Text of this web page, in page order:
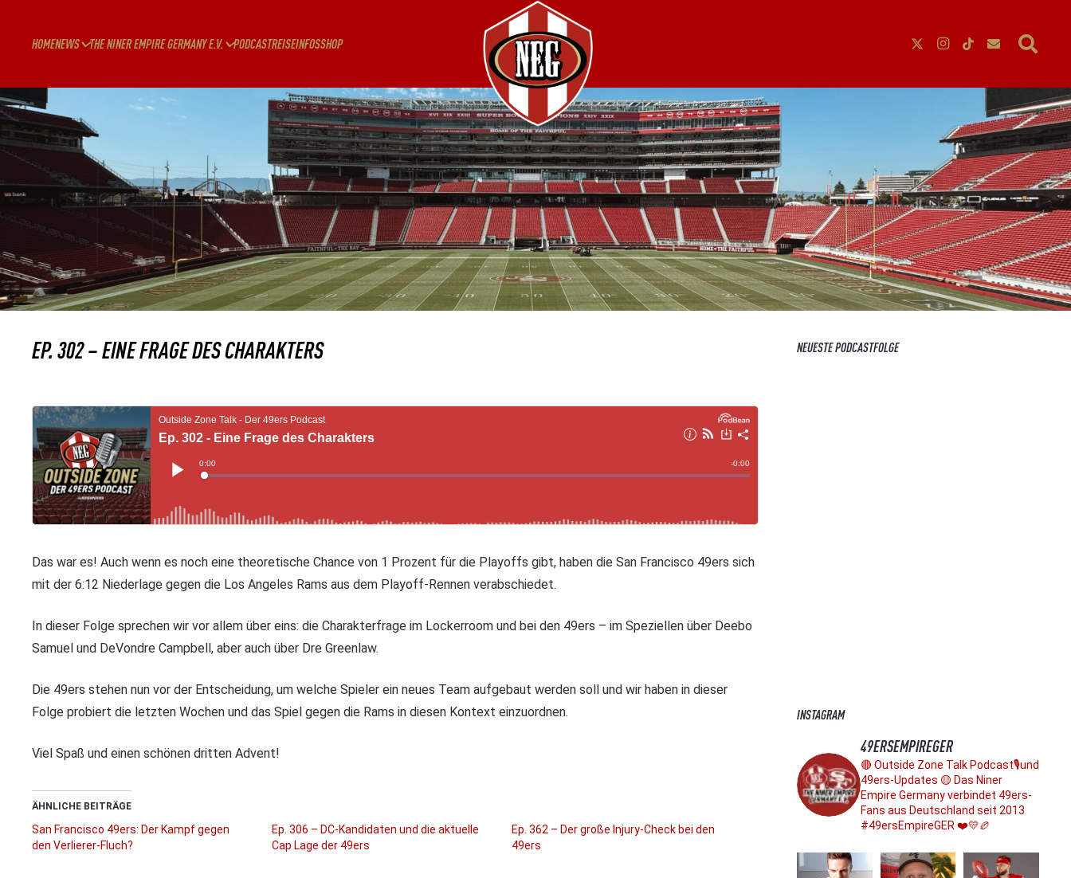
HOMENEWS THE NINER EMPIRE GERMANY E.V. PODCASTREISEINFOSSHOP
EP. 302 – EINE FRAGE DES CHARAKTERS
Das war es! Auch wenn es noch eine theoretische Chance von 1 Prozent für die Playoffs gibt, haben die San Francisco 49ers sich
mit der 6:12 Niederlage gegen die Los Angeles Rams aus dem Playoff-Rennen verabschiedet.
In dieser Folge sprechen wir vor allem über eins: die Charakterfrage im Lockerroom und bei den 49ers – im Speziellen über Deebo
Samuel und DeVondre Campbell, aber auch über Dre Greenlaw.
Die 49ers stehen nun vor der Entscheidung, um welche Spieler ein neues Team aufgebaut werden soll und wir haben in dieser
Folge probiert die letzten Wochen und das Spiel gegen die Rams in diesen Kontext einzuordnen.
Viel Spaß und einen schönen dritten Advent!
ÄHNLICHE BEITRÄGE
San Francisco 49ers: Der Kampf gegen
den Verlierer-Fluch?
Ep. 306 – DC-Kandidaten und die aktuelle
Cap Lage der 49ers
Ep. 362 – Der große Injury-Check bei den
49ers
NEUESTE PODCASTFOLGE
INSTAGRAM
49ERSEMPIREGER
🔴 Outside Zone Talk Podcast🎙️und
49ers-Updates 🟡 Das Niner
Empire Germany verbindet 49ers-
Fans aus Deutschland seit 2013
#49ersEmpireGER ❤️💛🏉